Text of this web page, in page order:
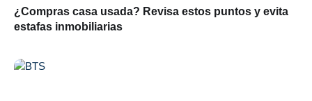
¿Compras casa usada? Revisa estos puntos y evita
estafas inmobiliarias